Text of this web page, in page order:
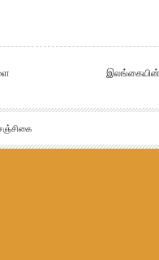
இலங்கையின்